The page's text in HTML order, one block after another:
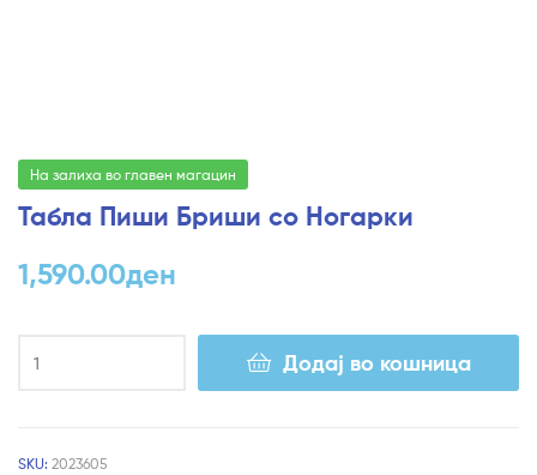
На залиха во главен магацин
Табла Пиши Бриши со Ногарки
1,590.00ден
Додај во кошница
SKU: 2023605